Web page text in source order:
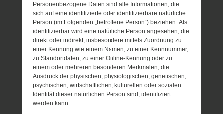
Personenbezogene Daten sind alle Informationen, die
sich auf eine identifizierte oder identifizierbare natürliche
Person (im Folgenden „betroffene Person“) beziehen. Als
identifizierbar wird eine natürliche Person angesehen, die
direkt oder indirekt, insbesondere mittels Zuordnung zu
einer Kennung wie einem Namen, zu einer Kennnummer,
zu Standortdaten, zu einer Online-Kennung oder zu
einem oder mehreren besonderen Merkmalen, die
Ausdruck der physischen, physiologischen, genetischen,
psychischen, wirtschaftlichen, kulturellen oder sozialen
Identität dieser natürlichen Person sind, identifiziert
werden kann.